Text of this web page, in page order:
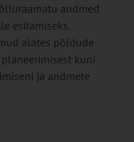
andmed
esitamiseks.
alates põldude
kuni
ja andmete